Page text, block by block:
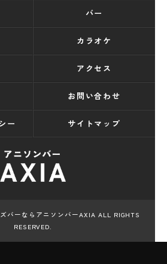
バー
カラオケ
アクセス
お問い合わせ
ー サイトマップ
バーならアニソンバーAXIA ALL RIGHTS
RESERVED.